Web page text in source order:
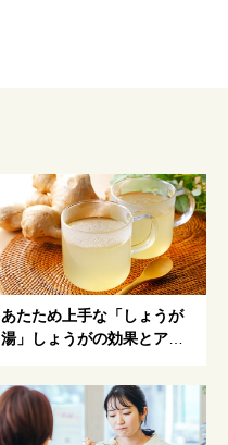
あたため上手な「しょうが
湯」しょうがの効果とアレ